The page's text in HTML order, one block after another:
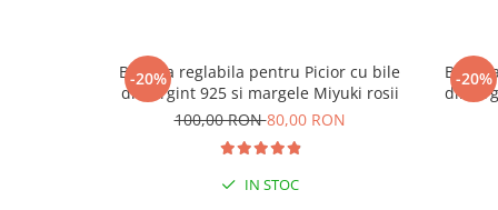
ESENȚIAL VARA ACEASTA
-20%
Bratara reglabila pentru Picior cu bile
din Argint 925 si margele Miyuki rosii
100,00 RON80,00 RON
IN STOC
-20%
din